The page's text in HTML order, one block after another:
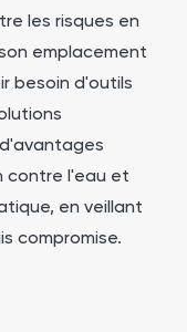
les risques en
emplacement
besoin d'outils
contre l'eau et
en veillant
compromise.